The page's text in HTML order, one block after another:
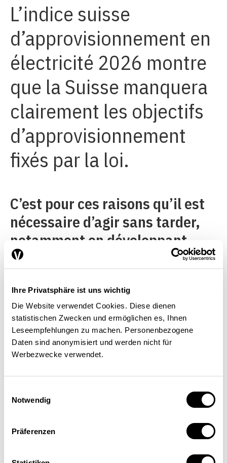
Ihre Privatsphäre ist uns wichtig
Die Website verwendet Cookies. Diese dienen
statistischen Zwecken und ermöglichen es, Ihnen
Leseempfehlungen zu machen. Personenbezogene
Daten sind anonymisiert und werden nicht für
Werbezwecke verwendet.
Notwendig
Präferenzen
L’indice suisse
d’approvisionnement en
électricité 2026 montre
que la Suisse manquera
clairement les objectifs
d’approvisionnement
fixés par la loi.
C’est pour ces raisons qu’il est
nécessaire d’agir sans tarder,
notamment en développant
systématiquement les énergies
pour la production hivernale de
courant. Le déploiement ciblé
de l’énergie éolienne et
l’exploitation à long terme des
éviter les pénuries à court
terme, mais ils ne constituent
pas une solution durable. Il
convient par conséquent